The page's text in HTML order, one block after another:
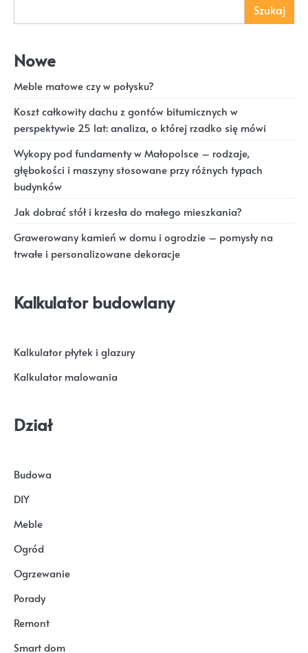
Szukaj
Nowe
Meble matowe czy w połysku?
Koszt całkowity dachu z gontów bitumicznych w
perspektywie 25 lat: analiza, o której rzadko się mówi
Wykopy pod fundamenty w Małopolsce – rodzaje,
głębokości i maszyny stosowane przy różnych typach
budynków
Jak dobrać stół i krzesła do małego mieszkania?
Grawerowany kamień w domu i ogrodzie – pomysły na
trwałe i personalizowane dekoracje
Kalkulator budowlany
Kalkulator płytek i glazury
Kalkulator malowania
Dział
Budowa
DIY
Meble
Ogród
Ogrzewanie
Porady
Remont
Smart dom